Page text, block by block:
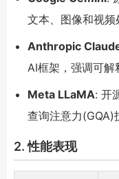
文本、图像和视频
Anthropic
AI框架，强调可解
Meta LLaMA: 开
查询注意力(GQA)
2. 性能表现